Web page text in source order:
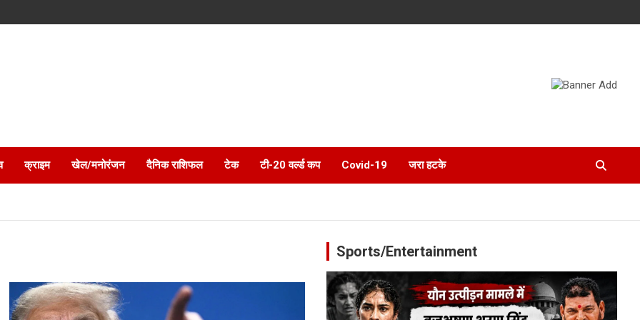
क्राइम खेल/मनोरंजन दैनिक राशिफल टेक टी-20 वर्ल्ड कप Covid-19 जरा हटके
Sports/Entertainment